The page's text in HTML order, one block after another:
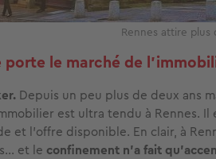
Rennes attire plus
porte le marché de
Depuis un peu plus de deux ans
est ultra tendu à Rennes.
et l’offre disponible. En clair, à
et le confinement n’a fait